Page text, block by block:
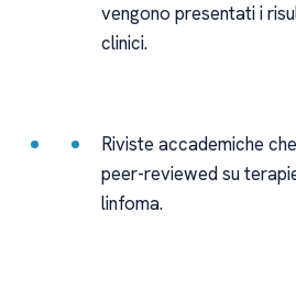
vengono presentati i
clinici.
Riviste accademiche
peer-reviewed su
linfoma.